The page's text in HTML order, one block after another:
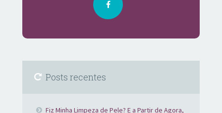
Posts recentes
Fiz Minha Limpeza de Pele? E a Partir de Agora,